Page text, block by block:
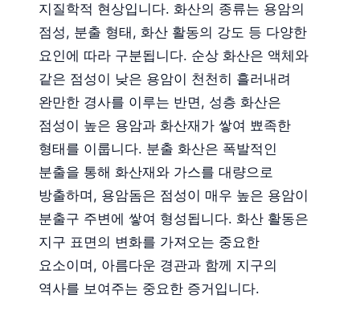
지질학적 현상입니다. 화산의 종류는 용암의
점성, 분출 형태, 화산 활동의 강도 등 다양한
요인에 따라 구분됩니다. 순상 화산은 액체와
같은 점성이 낮은 용암이 천천히 흘러내려
완만한 경사를 이루는 반면, 성층 화산은
점성이 높은 용암과 화산재가 쌓여 뾰족한
형태를 이룹니다. 분출 화산은 폭발적인
분출을 통해 화산재와 가스를 대량으로
방출하며, 용암돔은 점성이 매우 높은 용암이
분출구 주변에 쌓여 형성됩니다. 화산 활동은
지구 표면의 변화를 가져오는 중요한
요소이며, 아름다운 경관과 함께 지구의
역사를 보여주는 중요한 증거입니다.